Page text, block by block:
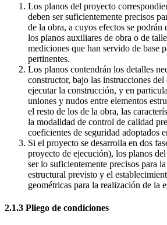
Los planos del proyecto
deben ser suficientemente precisos
de la obra, a cuyos efectos se
los planos auxiliares de obra o de
mediciones que han servido de base
pertinentes.
Los planos contendrán los detalles
constructor, bajo las instrucciones
ejecutar la construcción, y en
uniones y nudos entre elementos
el resto de los de la obra, las
la modalidad de control de calidad
coeficientes de seguridad adoptados
Si el proyecto se desarrolla en dos
proyecto de ejecución), los planos
ser lo suficientemente precisos para
estructural previsto y el
geométricas para la realización de la
2.1.3 Pliego de condiciones